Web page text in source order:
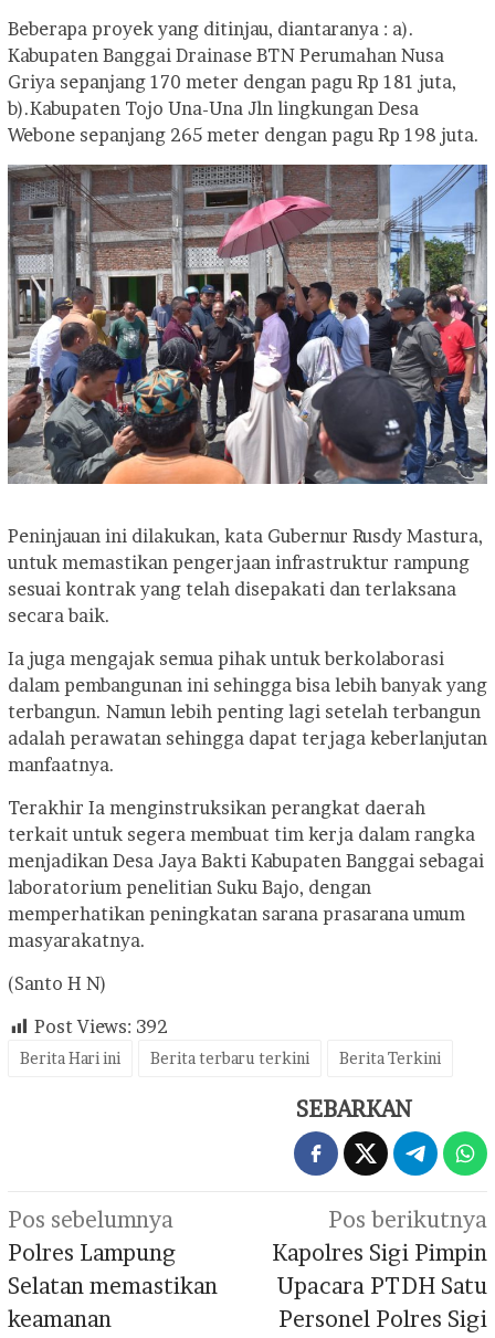
Beberapa proyek yang ditinjau, diantaranya : a).
Kabupaten Banggai Drainase BTN Perumahan Nusa
Griya sepanjang 170 meter dengan pagu Rp 181 juta,
b).Kabupaten Tojo Una-Una Jln lingkungan Desa
Webone sepanjang 265 meter dengan pagu Rp 198 juta.
Peninjauan ini dilakukan, kata Gubernur Rusdy Mastura,
untuk memastikan pengerjaan infrastruktur rampung
sesuai kontrak yang telah disepakati dan terlaksana
secara baik.
Ia juga mengajak semua pihak untuk berkolaborasi
dalam pembangunan ini sehingga bisa lebih banyak yang
terbangun. Namun lebih penting lagi setelah terbangun
adalah perawatan sehingga dapat terjaga keberlanjutan
manfaatnya.
Terakhir Ia menginstruksikan perangkat daerah
terkait untuk segera membuat tim kerja dalam rangka
menjadikan Desa Jaya Bakti Kabupaten Banggai sebagai
laboratorium penelitian Suku Bajo, dengan
memperhatikan peningkatan sarana prasarana umum
masyarakatnya.
(Santo H N)
Post Views: 392
Berita Hari ini Berita terbaru terkini Berita Terkini
SEBARKAN
Navigasi
pos
Pos sebelumnya
Polres Lampung
Selatan memastikan
keamanan
Pos berikutnya
Kapolres Sigi Pimpin
Upacara PTDH Satu
Personel Polres Sigi